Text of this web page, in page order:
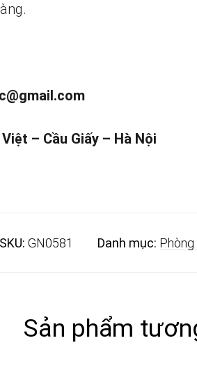
– Cầu Giấy – Hà Nội
SKU: GN0581 Danh mục: Phòng
Sản phẩm